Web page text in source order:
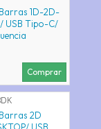
1D-2D-
USB Tipo-C/
Comprar
2D
USB